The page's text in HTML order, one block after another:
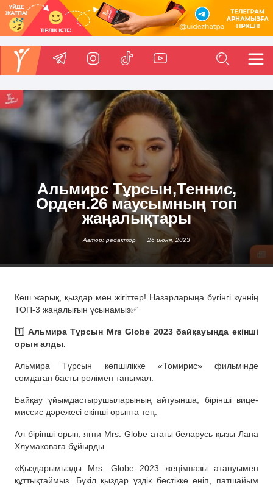
Альмирс Тұрсын,Теннис,
Орден.26 маусымның топ
жаңалықтары
Автор: редактор 26 июня, 2023
Кеш жарық, қыздар мен жігіттер! Назарларыңа бүгінгі күннің
ТОП-3 жаңалығын ұсынамыз✅
1️⃣ Альмира Тұрсын Mrs Globe 2023 байқауында екінші
орын алды.
Альмира Тұрсын көпшілікке «Томирис» фильмінде
сомдаған басты рөлімен танымал.
Байқау ұйымдастырушыларының айтуынша, бірінші вице-
миссис дәрежесі екінші орынға тең.
Ал бірінші орын, яғни Mrs. Globe атағы беларусь қызы Лана
Хлумаковаға бұйырды.
«Қыздарымызды Mrs. Globe 2023 жеңімпазы атануымен
құттықтаймыз. Бүкіл қыздар үздік бестікке еніп, патшайым